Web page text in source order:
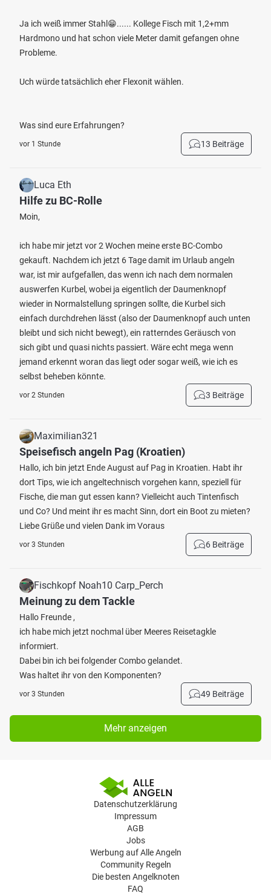
Ja ich weiß immer Stahl😁...... Kollege Fisch mit 1,2+mm
Hardmono und hat schon viele Meter damit gefangen ohne
Probleme.
Uch würde tatsächlich eher Flexonit wählen.
Was sind eure Erfahrungen?
vor 1 Stunde 13 Beiträge
Luca Eth
Hilfe zu BC-Rolle
Moin,
ich habe mir jetzt vor 2 Wochen meine erste BC-Combo
gekauft. Nachdem ich jetzt 6 Tage damit im Urlaub angeln
war, ist mir aufgefallen, das wenn ich nach dem normalen
auswerfen Kurbel, wobei ja eigentlich der Daumenknopf
wieder in Normalstellung springen sollte, die Kurbel sich
einfach durchdrehen lässt (also der Daumenknopf auch unten
bleibt und sich nicht bewegt), ein ratterndes Geräusch von
sich gibt und quasi nichts passiert. Wäre echt mega wenn
jemand erkennt woran das liegt oder sogar weiß, wie ich es
selbst beheben könnte.
vor 2 Stunden 3 Beiträge
Maximilian321
Speisefisch angeln Pag (Kroatien)
Hallo, ich bin jetzt Ende August auf Pag in Kroatien. Habt ihr
dort Tips, wie ich angeltechnisch vorgehen kann, speziell für
Fische, die man gut essen kann? Vielleicht auch Tintenfisch
und Co? Und meint ihr es macht Sinn, dort ein Boot zu mieten?
Liebe Grüße und vielen Dank im Voraus
vor 3 Stunden 6 Beiträge
Fischkopf Noah10 Carp_Perch
Meinung zu dem Tackle
Hallo Freunde ,
ich habe mich jetzt nochmal über Meeres Reisetagkle
informiert.
Dabei bin ich bei folgender Combo gelandet.
Was haltet ihr von den Komponenten?
vor 3 Stunden 49 Beiträge
Mehr anzeigen
Datenschutzerklärung
Impressum
AGB
Jobs
Werbung auf Alle Angeln
Community Regeln
Die besten Angelknoten
FAQ